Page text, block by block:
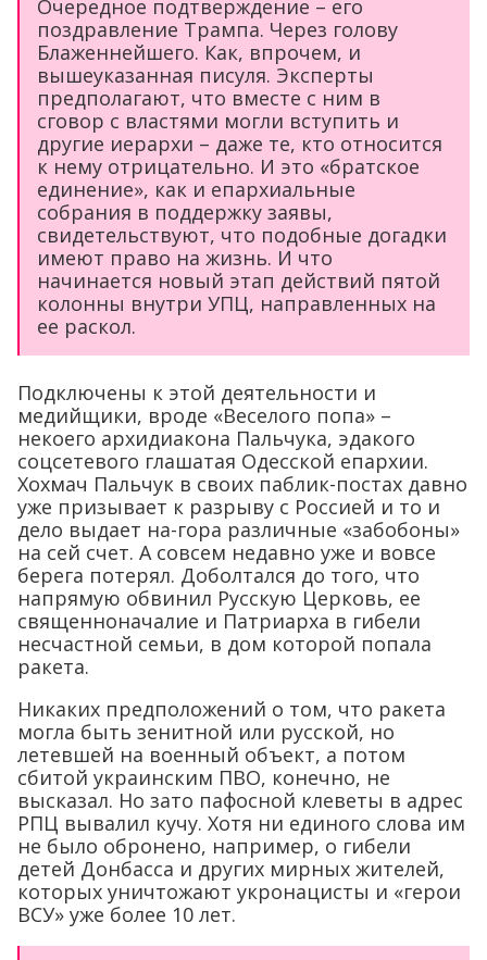
Очередное подтверждение – его
поздравление Трампа. Через голову
Блаженнейшего. Как, впрочем, и
вышеуказанная писуля. Эксперты
предполагают, что вместе с ним в
сговор с властями могли вступить и
другие иерархи – даже те, кто относится
к нему отрицательно. И это «братское
единение», как и епархиальные
собрания в поддержку заявы,
свидетельствуют, что подобные догадки
имеют право на жизнь. И что
начинается новый этап действий пятой
колонны внутри УПЦ, направленных на
ее раскол.
Подключены к этой деятельности и
медийщики, вроде «Веселого попа» –
некоего архидиакона Пальчука, эдакого
соцсетевого глашатая Одесской епархии.
Хохмач Пальчук в своих паблик-постах давно
уже призывает к разрыву с Россией и то и
дело выдает на-гора различные «забобоны»
на сей счет. А совсем недавно уже и вовсе
берега потерял. Доболтался до того, что
напрямую обвинил Русскую Церковь, ее
священноначалие и Патриарха в гибели
несчастной семьи, в дом которой попала
ракета.
Никаких предположений о том, что ракета
могла быть зенитной или русской, но
летевшей на военный объект, а потом
сбитой украинским ПВО, конечно, не
высказал. Но зато пафосной клеветы в адрес
РПЦ вывалил кучу. Хотя ни единого слова им
не было обронено, например, о гибели
детей Донбасса и других мирных жителей,
которых уничтожают укронацисты и «герои
ВСУ» уже более 10 лет.